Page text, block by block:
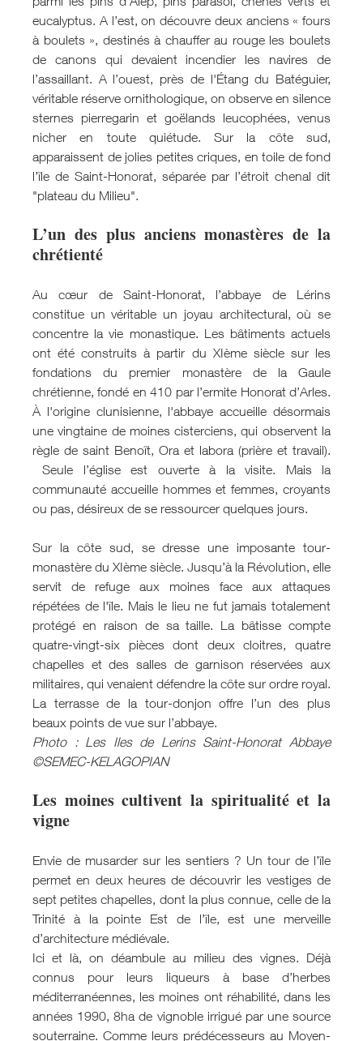
eucalyptus. A l’est, on découvre deux anciens « fours
à boulets », destinés à chauffer au rouge les boulets
de canons qui devaient incendier les navires de
l’assaillant. A l’ouest, près de l'Étang du Batéguier,
véritable réserve ornithologique, on observe en silence
sternes pierregarin et goëlands leucophées, venus
nicher en toute quiétude. Sur la côte sud,
apparaissent de jolies petites criques, en toile de fond
l’île de Saint-Honorat, séparée par l’étroit chenal dit
"plateau du Milieu".
L’un des plus anciens monastères de la
chrétienté
Au cœur de Saint-Honorat, l’abbaye de Lérins
constitue un véritable un joyau architectural, où se
concentre la vie monastique. Les bâtiments actuels
ont été construits à partir du XIème siècle sur les
fondations du premier monastère de la Gaule
chrétienne, fondé en 410 par l’ermite Honorat d’Arles.
À l'origine clunisienne, l'abbaye accueille désormais
une vingtaine de moines cisterciens, qui observent la
règle de saint Benoît, Ora et labora (prière et travail).
Seule l’église est ouverte à la visite. Mais la
communauté accueille hommes et femmes, croyants
ou pas, désireux de se ressourcer quelques jours.
Sur la côte sud, se dresse une imposante tour-
monastère du XIème siècle. Jusqu’à la Révolution, elle
servit de refuge aux moines face aux attaques
répétées de l'île. Mais le lieu ne fut jamais totalement
protégé en raison de sa taille. La bâtisse compte
quatre-vingt-six pièces dont deux cloitres, quatre
chapelles et des salles de garnison réservées aux
militaires, qui venaient défendre la côte sur ordre royal.
La terrasse de la tour-donjon offre l’un des plus
beaux points de vue sur l’abbaye.
Photo : Les Iles de Lerins Saint-Honorat Abbaye
©SEMEC-KELAGOPIAN
Les moines cultivent la spiritualité et la
vigne
Envie de musarder sur les sentiers ? Un tour de l’île
permet en deux heures de découvrir les vestiges de
sept petites chapelles, dont la plus connue, celle de la
Trinité à la pointe Est de l’île, est une merveille
d’architecture médiévale.
Ici et là, on déambule au milieu des vignes. Déjà
connus pour leurs liqueurs à base d’herbes
méditerranéennes, les moines ont réhabilité, dans les
années 1990, 8ha de vignoble irrigué par une source
souterraine. Comme leurs prédécesseurs au Moyen-